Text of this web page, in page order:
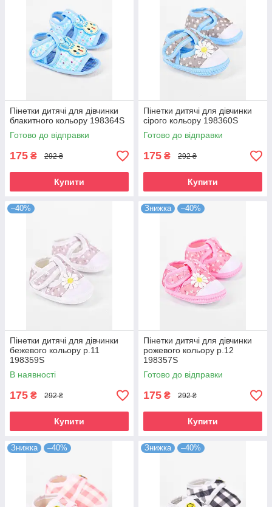
Пінетки дитячі для дівчинки
блакитного кольору 198364S
Готово до відправки
175 ₴ 292 ₴
Купити
Пінетки дитячі для дівчинки
сірого кольору 198360S
Готово до відправки
175 ₴ 292 ₴
Купити
–40%
Пінетки дитячі для дівчинки
бежевого кольору р.11
198359S
В наявності
175 ₴ 292 ₴
Купити
Знижка –40%
Пінетки дитячі для дівчинки
рожевого кольору р.12
198357S
Готово до відправки
175 ₴ 292 ₴
Купити
Знижка –40% Знижка –40%